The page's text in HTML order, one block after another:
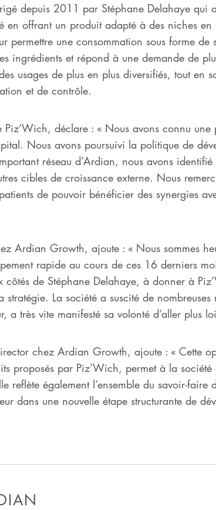
depuis 2011 par Stéphane Delahaye qui
en offrant un produit adapté à des niches en
permettre une consommation sous forme
ingrédients et répond à une demande de
usages de plus en plus diversifiés, tout en
et de contrôle.
Piz’Wich, déclare : « Nous avons connu
Nous avons poursuivi la politique de
réseau d’Ardian, nous avons
cibles de croissance externe. Nous
de pouvoir bénéficier des synergies
Ardian Growth, ajoute : « Nous sommes
rapide au cours de ces 16 derniers
côtés de Stéphane Delahaye, à donner à
stratégie. La société a suscité de
a très vite manifesté sa volonté d’aller plus
chez Ardian Growth, ajoute : « Cette
proposés par Piz’Wich, permet à la société
reflète également l’ensemble du savoir-
dans une nouvelle étape structurante de